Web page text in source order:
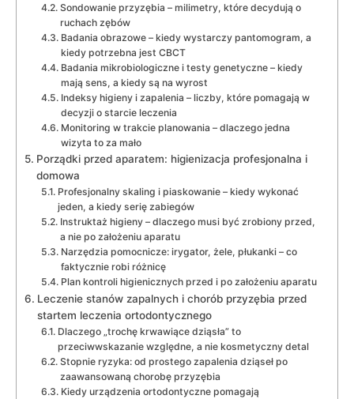
Sondowanie przyzębia – milimetry, które decydują o
ruchach zębów
Badania obrazowe – kiedy wystarczy pantomogram, a
kiedy potrzebna jest CBCT
Badania mikrobiologiczne i testy genetyczne – kiedy
mają sens, a kiedy są na wyrost
Indeksy higieny i zapalenia – liczby, które pomagają w
decyzji o starcie leczenia
Monitoring w trakcie planowania – dlaczego jedna
wizyta to za mało
Porządki przed aparatem: higienizacja profesjonalna i
domowa
Profesjonalny skaling i piaskowanie – kiedy wykonać
jeden, a kiedy serię zabiegów
Instruktaż higieny – dlaczego musi być zrobiony przed,
a nie po założeniu aparatu
Narzędzia pomocnicze: irygator, żele, płukanki – co
faktycznie robi różnicę
Plan kontroli higienicznych przed i po założeniu aparatu
Leczenie stanów zapalnych i chorób przyzębia przed
startem leczenia ortodontycznego
Dlaczego „trochę krwawiące dziąsła” to
przeciwwskazanie względne, a nie kosmetyczny detal
Stopnie ryzyka: od prostego zapalenia dziąseł po
zaawansowaną chorobę przyzębia
Kiedy urządzenia ortodontyczne pomagają